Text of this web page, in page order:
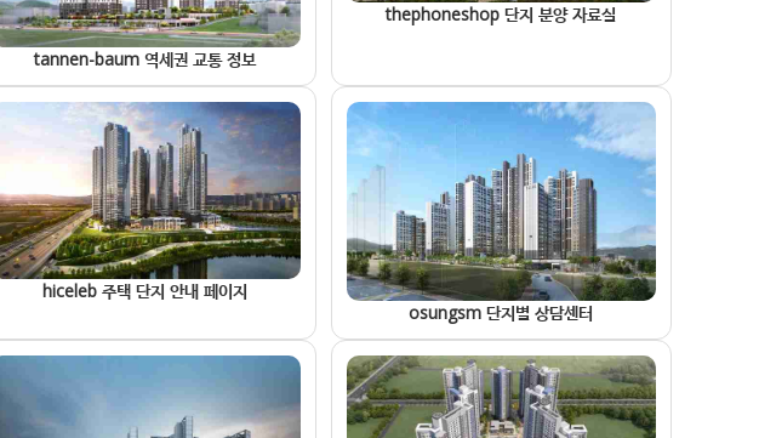
tannen-baum 역세권 교통 정보
thephoneshop 단지 분양 자료실
hiceleb 주택 단지 안내 페이지
osungsm 단지별 상담센터